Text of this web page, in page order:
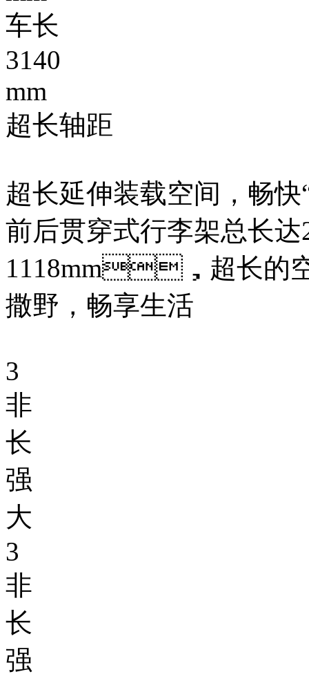
车长
3140
mm
超长轴距
超长延伸装载空间，畅
前后贯穿式行李架总长
1118mm，超长的空
撒野，畅享生活
3
非
长
强
大
3
非
长
强